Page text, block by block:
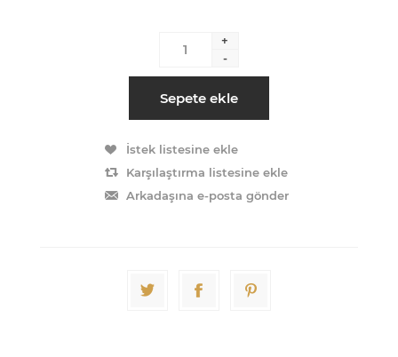
+
-
Sepete ekle
İstek listesine ekle
Karşılaştırma listesine ekle
Arkadaşına e-posta gönder